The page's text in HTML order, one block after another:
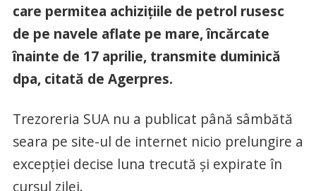
care permitea achiziţiile de petrol rusesc
de pe navele aflate pe mare, încărcate
înainte de 17 aprilie, transmite duminică
dpa, citată de Agerpres.
Trezoreria SUA nu a publicat până sâmbătă
seara pe site-ul de internet nicio prelungire a
excepţiei decise luna trecută şi expirate în
cursul zilei.